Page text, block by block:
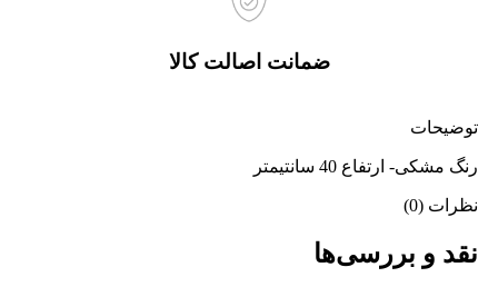
ضمانت اصالت کالا
توضیحات
رنگ مشکی- ارتفاع 40 سانتیمتر
نظرات (0)
نقد و بررسی‌ها